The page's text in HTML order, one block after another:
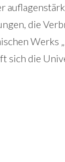
die
Werks
sich die